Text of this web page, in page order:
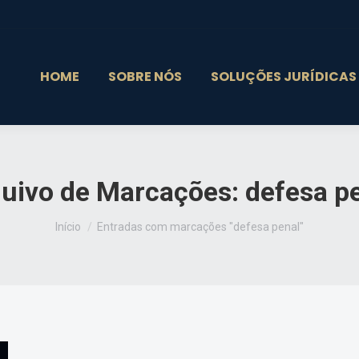
HOME SOBRE NÓS SOLUÇÕES JURÍDICAS
de Marcações: defesa
Você está aqui:
Início Entradas com marcações "defesa penal"